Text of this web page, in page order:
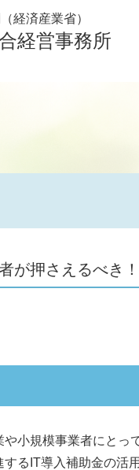
経済産業省）
経営事務所
が押さえるべき
小規模事業者にとっ
るIT導入補助金の活